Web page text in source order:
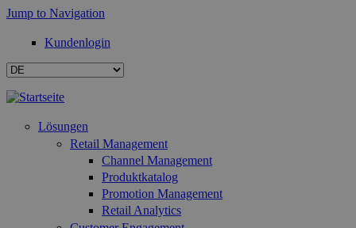
Jump to Navigation
Kundenlogin
Lösungen
Retail Management
Channel Management
Produktkatalog
Promotion Management
Retail Analytics